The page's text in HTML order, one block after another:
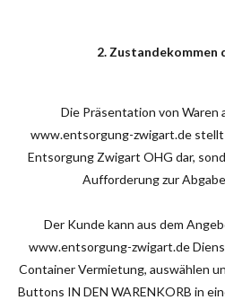
2. Zustandekommen
Die Präsentation von
www.entsorgung-zwigart.de
Entsorgung Zwigart OHG dar,
Aufforderung zur
Der Kunde kann aus dem
www.entsorgung-zwigart.de
Container Vermietung, auswählen
Buttons IN DEN WARENKORB in